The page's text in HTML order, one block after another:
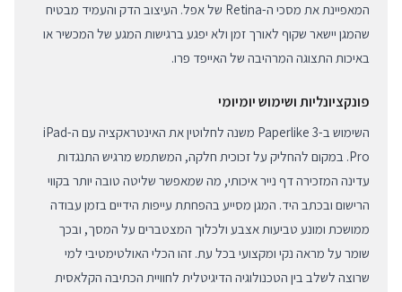
המאפיינת את מסכי ה-Retina של אפל. העיצוב הדק והעמיד מבטיח
שהמגן יישאר שקוף לאורך זמן ולא יפגע ברגישות המגע של המכשיר או
באיכות התצוגה המרהיבה של האייפד פרו.
פונקציונליות ושימוש יומיומי
השימוש ב-Paperlike 3 משנה לחלוטין את האינטראקציה עם ה-iPad
Pro. במקום להחליק על זכוכית חלקה, המשתמש מרגיש התנגדות
עדינה המזכירה דף נייר איכותי, מה שמאפשר שליטה טובה יותר בקווי
הרישום ובכתב היד. המגן מסייע בהפחתת עייפות הידיים בזמן עבודה
ממושכת ומונע טביעות אצבע ולכלוך המצטברים על המסך, ובכך
שומר על מראה נקי ומקצועי בכל עת. זהו הכלי האולטימטיבי למי
שרוצה לשלב בין הטכנולוגיה הדיגיטלית לחוויית הכתיבה הקלאסית